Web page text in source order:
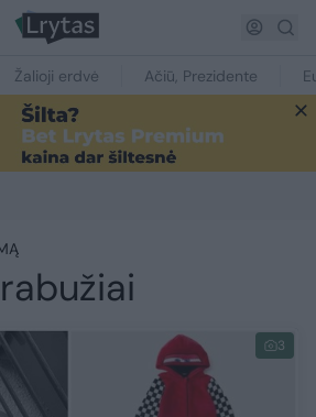
Žalioji erdvė Ačiū, Prezidente
3